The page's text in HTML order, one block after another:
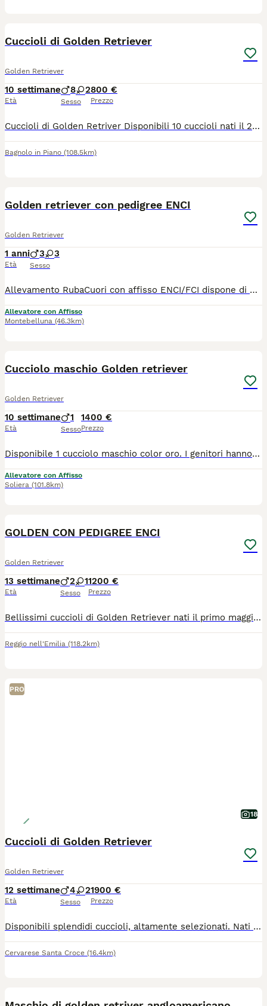
Cuccioli di Golden Retriever
Golden Retriever
10 settimane
Età
8 2
Sesso
800 €
Prezzo
Cuccioli di Golden Retriver Disponibili 10 cuccioli nati il 27/05/2026. 8 maschi e 2 femmine Genitori visibili, cresciuti in ambiente familiare e a contatto con persone e altri animali. I cuccioli verranno ceduti con: Microchip, Libretto sanitario, Sverminazioni effettuate, Vaccinazioni previste per l'età. Cuccioli senza PEDIGREE. Disponibili dopo il compimento dei 60 giorni di età. Per informazioni e prenotazioni : 3466060515 Bagnolo In Piano, Reggio Emilia.
Bagnolo in Piano (108.5km)
Golden retriever con pedigree ENCI
Golden Retriever
1 anni
Età
3 3
Sesso
Allevamento RubaCuori con affisso ENCI/FCI dispone di una cucciolata di Golden Retriever angloamericani, saranno pronti fine dicembre al compimento di 60 gg Scegliamo attentamente i nostri riproduttori,tutti con test genetici negativi, DNA depositato, lastre displasia anca e gomito A 0/0 Nostri cuccioli nascono e crescono in casa con noi in modo da dargli educazione ed imprinting migliore Offriamo l'assistenza post-vendita Cuccioli saranno ceduti con Ciclo vermifugo completo Vaccinati Microchip Pedigree ENCI Passaggio di proprietà Garanzia di buona salute Kit cucciolo Costo maschietti 900 femminucce 1200 Per qualsiasi altra informazione siamo disponibili Pagina Facebook Instagram Allevamento RubaCuori
Allevatore con Affisso
Montebelluna (46.3km)
Cucciolo maschio Golden retriever
Golden Retriever
10 settimane
Età
1
Sesso
1400 €
Prezzo
Disponibile 1 cucciolo maschio color oro. I genitori hanno tutti i test di salute e sono puliti per tutte le patologie di razza (displasia anche e gomiti, oculopatie) Verrà ceduto con con Pedigree, Microchip, libretto sanitario con prima vaccinazione, ciclo di sverminazione, antiparassitario, kit puppy, contratto di cessione e fattura.
Allevatore con Affisso
Soliera (101.8km)
GOLDEN CON PEDIGREE ENCI
Golden Retriever
13 settimane
Età
2 1
Sesso
1200 €
Prezzo
Bellissimi cuccioli di Golden Retriever nati il primo maggio saranno consegnabili da metà luglio in poi con: - Libretto sanitario con vaccinazioni e sverminazioni eseguite -Pedigree ENCI -Certificato di buona salute rilasciato dal nostro veterinario di fiducia -Garanzie scritte sulla salute I cuccioli sono nati nel nostro allevamento autorizzato di Reggio Emilia e sono visibili insieme ai genitori. Mamma Chanel e papà Falstaff sono in possesso di: - Controlli ufficiali displasia dell'anca e del gomito - Ecocardio ufficiale - Pacchetto test genetici sulla razza. Diamo sempre assistenza pre e post vendita oltre a periodo di pensione gratuito nel caso aveste necessità nei prossimi mesi di dovervi allontanare. Per qualsiasi info o per fissare un appuntamento senza alcun impegno potete contattarmi telefonicamente. Non rispondo a WhatsApp.
Reggio nell'Emilia (118.2km)
PRO
18
Cuccioli di Golden Retriever
Golden Retriever
12 settimane
Età
4 2
Sesso
1900 €
Prezzo
Disponibili splendidi cuccioli, altamente selezionati. Nati il 13 Maggio e disponibili a partire da metà Luglio. I cuccioli provengono da genitori accuratamente selezionati per morfologia, carattere e salute, con Pedigree ENCI e DNA depositato. Entrambi i genitori hanno effettuato i test ufficiali previsti per la razza: displasia anche e gomiti, ecocardiografia, visita oculistica e test genetici. La mamma è "Giovane campionessa Italiana", il papà "Giovane campione Francese". I cuccioli vengono allevati in famiglia e socializzati verso persone, cani e gatti. Verranno venduti con: 2 vaccini, 2 sverminazioni, pedigree ENCI e iscrizione all'anagrafe canina nazionale. Per informazioni contattare Silvia De Boni, 39 3381740124 (anche Whatsapp), silviadeboni73@gmail.com, Padova (Veneto).
Cervarese Santa Croce (16.4km)